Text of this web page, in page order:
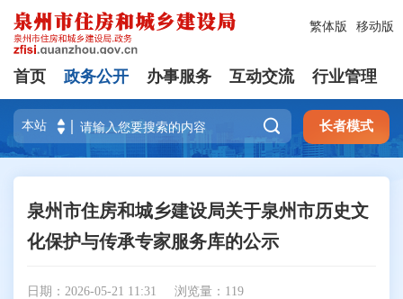
繁体版 移动版
首页 政务公开 办事服务 互动交流 行业管理
 长者模式
泉州市住房和城乡建设局关于泉州市历史文
化保护与传承专家服务库的公示
日期：2026-05-21 11:31 浏览量： 119